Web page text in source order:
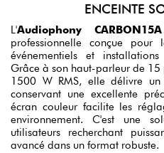
ENCEINTE
L'Audiophony CARBON15A
professionnelle conçue pour
événementiels et
Grâce à son haut-parleur de
1500 W RMS, elle délivre
conservant une excellente
écran couleur facilite les
environnement. C'est une
utilisateurs recherchant
avancé dans un format robuste.